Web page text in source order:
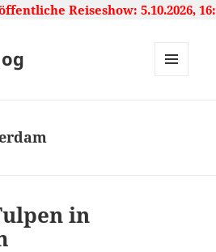
Reiseshow: 5.10.2026,
in